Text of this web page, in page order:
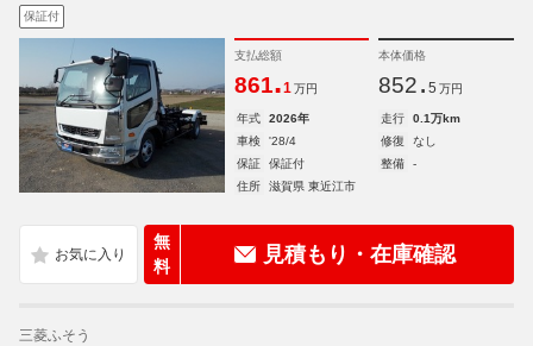
保証付
支払総額
861.1 万円
本体価格
852. 5 万円
年式 2026年 走行
0.1万km
車検
'28/4 修復
なし
保証
保証付 整備
-
住所
滋賀県 東近江市
無
料
見積もり・在庫確認
三菱ふそう